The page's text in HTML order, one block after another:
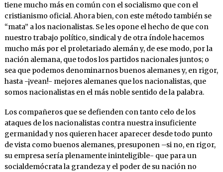
tiene mucho más en común con el socialismo que con el
cristianismo oficial. Ahora bien, con este método también se
“mata” a los nacionalistas. Se les opone el hecho de que con
nuestro trabajo político, sindical y de otra índole hacemos
mucho más por el proletariado alemán y, de ese modo, por la
nación alemana, que todos los partidos nacionales juntos; o
sea que podemos denominarnos buenos alemanes y, en rigor,
hasta -¡vean!- mejores alemanes que los nacionalistas, que
somos nacionalistas en el más noble sentido de la palabra.
Los compañeros que se defienden con tanto celo de los
ataques de los nacionalistas contra nuestra insuficiente
germanidad y nos quieren hacer aparecer desde todo punto
de vista como buenos alemanes, presuponen –si no, en rigor,
su empresa sería plenamente ininteligible- que para un
socialdemócrata la grandeza y el poder de su nación no